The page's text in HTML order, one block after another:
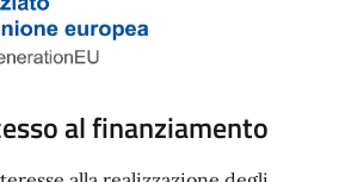
al finanziamento